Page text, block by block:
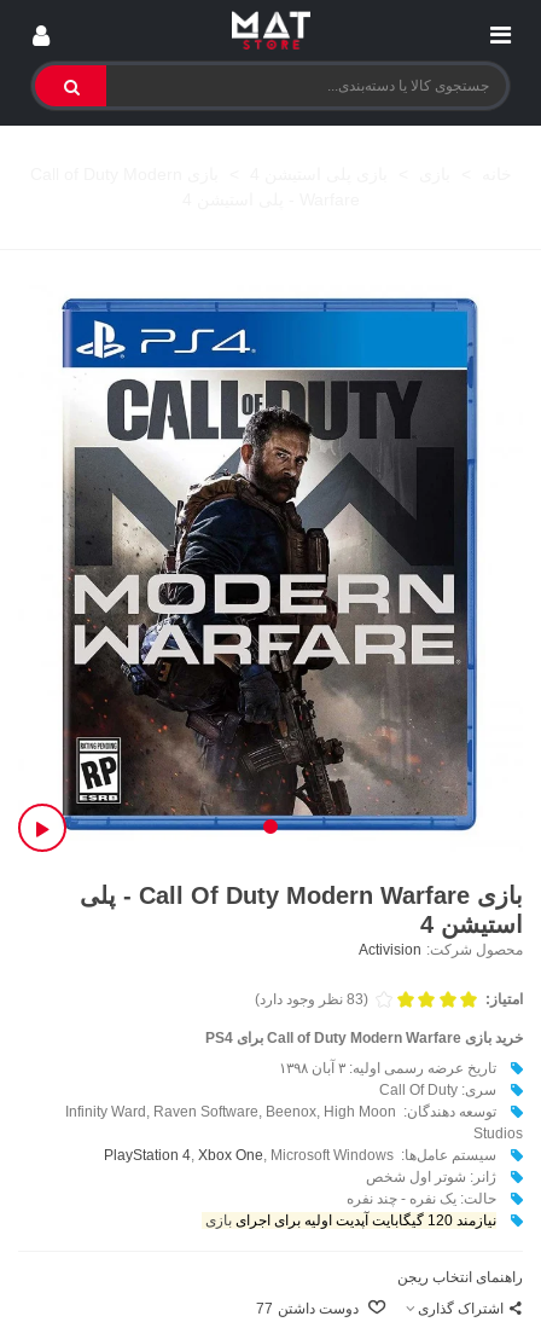
بازی Call Of Duty Modern Warfare - پلی
استیشن 4
محصول شرکت: Activision
امتیاز: (83 نظر وجود دارد)
خرید بازی Call of Duty Modern Warfare برای PS4
تاریخ عرضه رسمی اولیه: ۳ آبان ۱۳۹۸
سری: Call Of Duty
توسعه دهندگان: Infinity Ward, Raven Software, Beenox, High Moon
Studios
سیستم عامل‌ها:
PlayStation 4, Xbox One , Microsoft Windows
ژانر: شوتر اول شخص
حالت: یک نفره - چند نفره
نیازمند 120 گیگابایت آپدیت اولیه برای اجرای
بازی
راهنمای انتخاب ریجن
اشتراک گذاری
دوست داشتن 77